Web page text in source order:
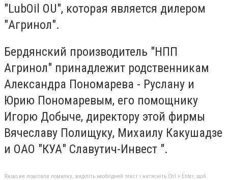
"LubOil OU", которая является дилером
"Агринол".
Бердянский производитель "НПП
Агринол" принадлежит родственникам
Александра Пономарева - Руслану и
Юрию Пономаревым, его помощнику
Игорю Добыче, директору этой фирмы
Вячеславу Полищуку, Михаилу Какушадзе
и ОАО "КУА" Славутич-Инвест ".
Якщо ви помітили помилку, виділіть необхідний текст і натисніть Ctrl + Enter, щоб